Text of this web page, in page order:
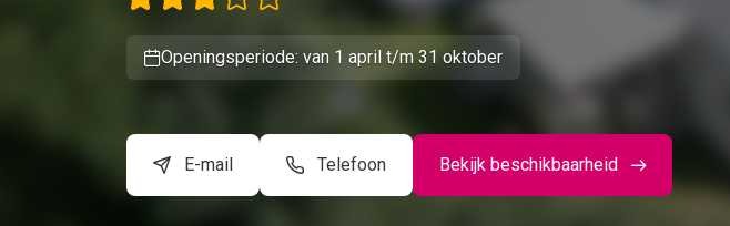
Openingsperiode: van 1 april t/m 31 oktober
E-mail Telefoon Bekijk beschikbaarheid